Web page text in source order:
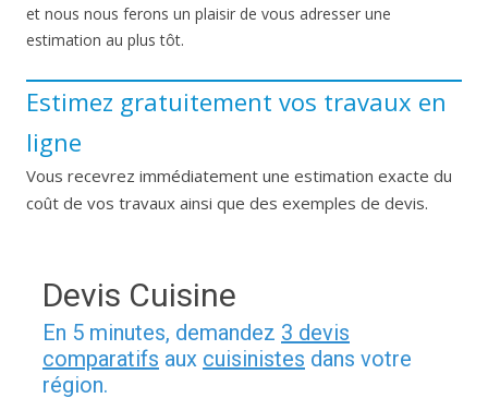
et nous nous ferons un plaisir de vous adresser une
estimation au plus tôt.
Estimez gratuitement vos travaux en
ligne
Vous recevrez immédiatement une estimation exacte du
coût de vos travaux ainsi que des exemples de devis.
Devis Cuisine
En 5 minutes, demandez 3 devis
comparatifs aux cuisinistes dans votre
région.